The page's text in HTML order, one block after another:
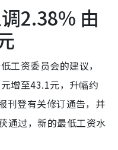
2.38% 由
工资委员会的建议，
增至43.1元，升幅约
刊登有关修订通告，并
通过，新的最低工资水